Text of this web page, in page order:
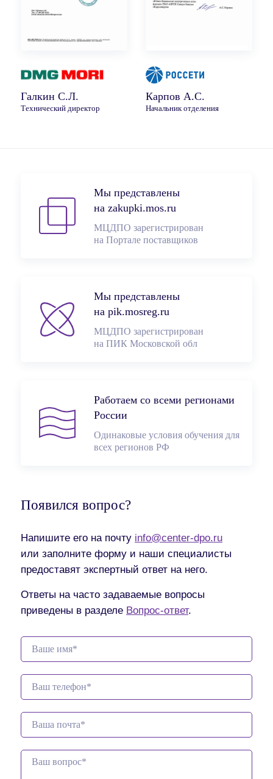
Галкин С.Л.
Технический директор
Карпов А.С.
Начальник отделения
Мы представлены
на zakupki.mos.ru
МЦДПО зарегистрирован
на Портале поставщиков
Мы представлены
на pik.mosreg.ru
МЦДПО зарегистрирован
на ПИК Московской обл
Работаем со всеми регионами
России
Одинаковые условия обучения для
всех регионов РФ
Появился вопрос?
Напишите его на почту info@center-dpo.ru
или заполните форму и наши специалисты
предоставят экспертный ответ на него.
Ответы на часто задаваемые вопросы
приведены в разделе Вопрос-ответ.